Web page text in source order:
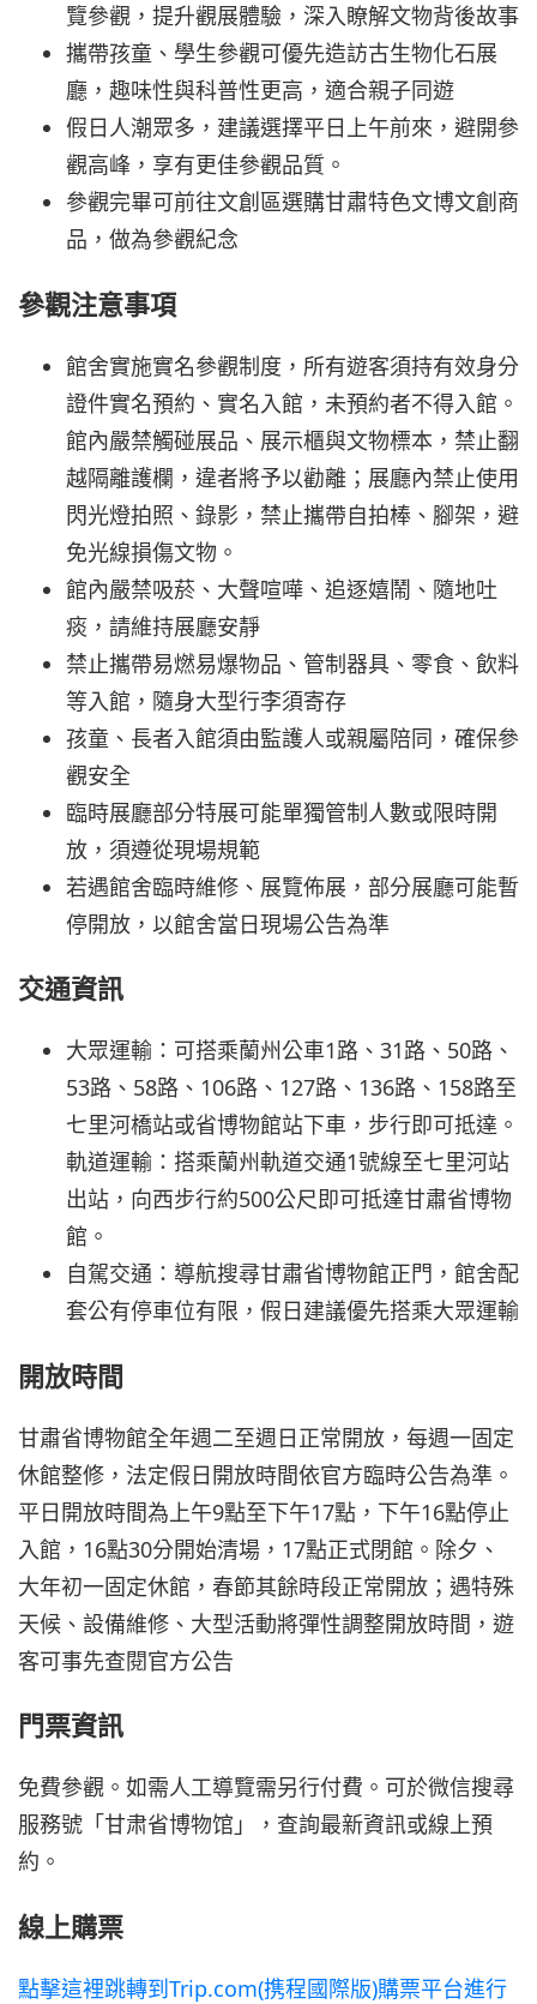
覽參觀，提升觀展體驗，深入瞭解文物背後故事
攜帶孩童、學生參觀可優先造訪古生物化石展
廳，趣味性與科普性更高，適合親子同遊
假日人潮眾多，建議選擇平日上午前來，避開參
觀高峰，享有更佳參觀品質。
參觀完畢可前往文創區選購甘肅特色文博文創商
品，做為參觀紀念
參觀注意事項
館舍實施實名參觀制度，所有遊客須持有效身分
證件實名預約、實名入館，未預約者不得入館。
館內嚴禁觸碰展品、展示櫃與文物標本，禁止翻
越隔離護欄，違者將予以勸離；展廳內禁止使用
閃光燈拍照、錄影，禁止攜帶自拍棒、腳架，避
免光線損傷文物。
館內嚴禁吸菸、大聲喧嘩、追逐嬉鬧、隨地吐
痰，請維持展廳安靜
禁止攜帶易燃易爆物品、管制器具、零食、飲料
等入館，隨身大型行李須寄存
孩童、長者入館須由監護人或親屬陪同，確保參
觀安全
臨時展廳部分特展可能單獨管制人數或限時開
放，須遵從現場規範
若遇館舍臨時維修、展覽佈展，部分展廳可能暫
停開放，以館舍當日現場公告為準
交通資訊
大眾運輸：可搭乘蘭州公車1路、31路、50路、
53路、58路、106路、127路、136路、158路至
七里河橋站或省博物館站下車，步行即可抵達。
軌道運輸：搭乘蘭州軌道交通1號線至七里河站
出站，向西步行約500公尺即可抵達甘肅省博物
館。
自駕交通：導航搜尋甘肅省博物館正門，館舍配
套公有停車位有限，假日建議優先搭乘大眾運輸
開放時間
甘肅省博物館全年週二至週日正常開放，每週一固定
休館整修，法定假日開放時間依官方臨時公告為準。
平日開放時間為上午9點至下午17點，下午16點停止
入館，16點30分開始清場，17點正式閉館。除夕、
大年初一固定休館，春節其餘時段正常開放；遇特殊
天候、設備維修、大型活動將彈性調整開放時間，遊
客可事先查閱官方公告
門票資訊
免費參觀。如需人工導覽需另行付費。可於微信搜尋
服務號「甘肃省博物馆」，查詢最新資訊或線上預
約。
線上購票
點擊這裡跳轉到Trip.com(携程國際版)購票平台進行